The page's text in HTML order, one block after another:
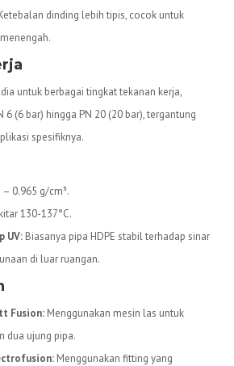
dinding lebih tipis, cocok untuk
untuk berbagai tingkat tekanan kerja,
6 (6 bar) hingga PN 20 (20 bar), tergantung
spesifiknya.
– 0.965 g/cm³.
130-137°C.
UV: Biasanya pipa HDPE stabil terhadap sinar
di luar ruangan.
Fusion: Menggunakan mesin las untuk
dua ujung pipa.
Menggunakan fitting yang